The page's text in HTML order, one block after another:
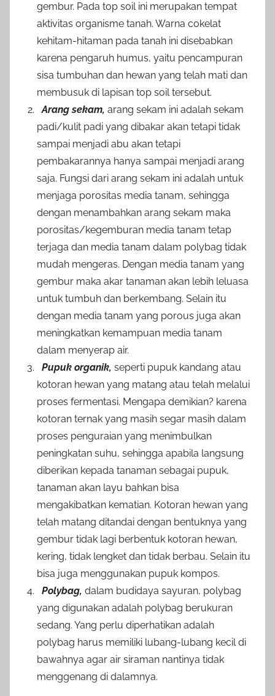
gembur. Pada top soil ini merupakan tempat
aktivitas organisme tanah. Warna cokelat
kehitam-hitaman pada tanah ini disebabkan
karena pengaruh humus, yaitu pencampuran
sisa tumbuhan dan hewan yang telah mati dan
membusuk di lapisan top soil tersebut.
Arang sekam, arang sekam ini adalah sekam
padi/kulit padi yang dibakar akan tetapi tidak
sampai menjadi abu akan tetapi
pembakarannya hanya sampai menjadi arang
saja. Fungsi dari arang sekam ini adalah untuk
menjaga porositas media tanam, sehingga
dengan menambahkan arang sekam maka
porositas/kegemburan media tanam tetap
terjaga dan media tanam dalam polybag tidak
mudah mengeras. Dengan media tanam yang
gembur maka akar tanaman akan lebih leluasa
untuk tumbuh dan berkembang. Selain itu
dengan media tanam yang porous juga akan
meningkatkan kemampuan media tanam
dalam menyerap air.
Pupuk organik, seperti pupuk kandang atau
kotoran hewan yang matang atau telah melalui
proses fermentasi. Mengapa demikian? karena
kotoran ternak yang masih segar masih dalam
proses penguraian yang menimbulkan
peningkatan suhu, sehingga apabila langsung
diberikan kepada tanaman sebagai pupuk,
tanaman akan layu bahkan bisa
mengakibatkan kematian. Kotoran hewan yang
telah matang ditandai dengan bentuknya yang
gembur tidak lagi berbentuk kotoran hewan,
kering, tidak lengket dan tidak berbau. Selain itu
bisa juga menggunakan pupuk kompos.
Polybag, dalam budidaya sayuran, polybag
yang digunakan adalah polybag berukuran
sedang. Yang perlu diperhatikan adalah
polybag harus memiliki lubang-lubang kecil di
bawahnya agar air siraman nantinya tidak
menggenang di dalamnya.